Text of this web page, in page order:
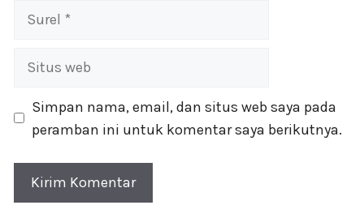
Surel
Situs
Simpan nama, email, dan situs web saya pada
peramban ini untuk komentar saya berikutnya.